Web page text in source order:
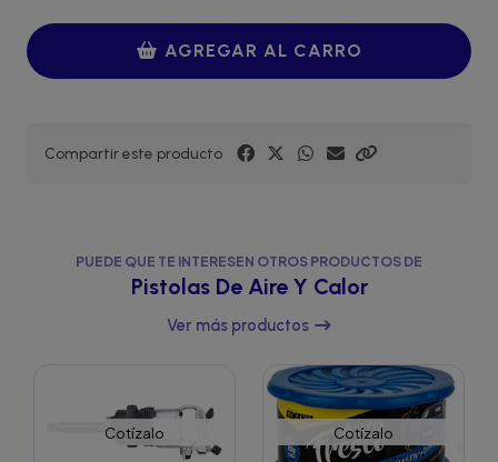
AGREGAR AL CARRO
Compartir este producto
PUEDE QUE TE INTERESEN OTROS PRODUCTOS DE
Pistolas De Aire Y Calor
Ver más productos
Cotízalo Cotízalo